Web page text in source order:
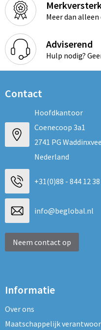
Meer dan
Adviserend
Hulp nodig?
Contact
Hoofdkantoor
Coenecoop 3a1
2741 PG
Nederland
+31(0)88 - 844 12 38
info@beglobal.nl
Neem contact op
Informatie
Over ons
Maatschappelijk